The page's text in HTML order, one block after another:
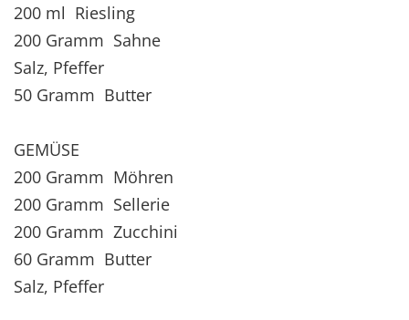
200 ml Riesling
200 Gramm Sahne
Salz, Pfeffer
50 Gramm Butter
GEMÜSE
200 Gramm Möhren
200 Gramm Sellerie
200 Gramm Zucchini
60 Gramm Butter
Salz, Pfeffer